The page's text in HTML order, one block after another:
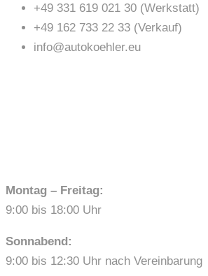
+49 331 619 021 30 (Werkstatt)
+49 162 733 22 33 (Verkauf)
info@autokoehler.eu
Montag – Freitag:
9:00 bis 18:00 Uhr
Sonnabend:
9:00 bis 12:30 Uhr nach Vereinbarung